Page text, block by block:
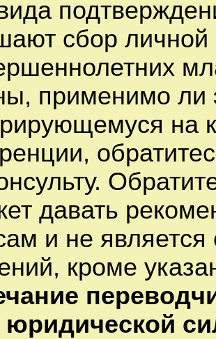
сбор
применимо ли
на
давать
и не
кроме
юридической